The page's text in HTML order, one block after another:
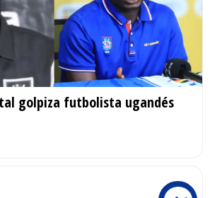
golpiza futbolista ugandés